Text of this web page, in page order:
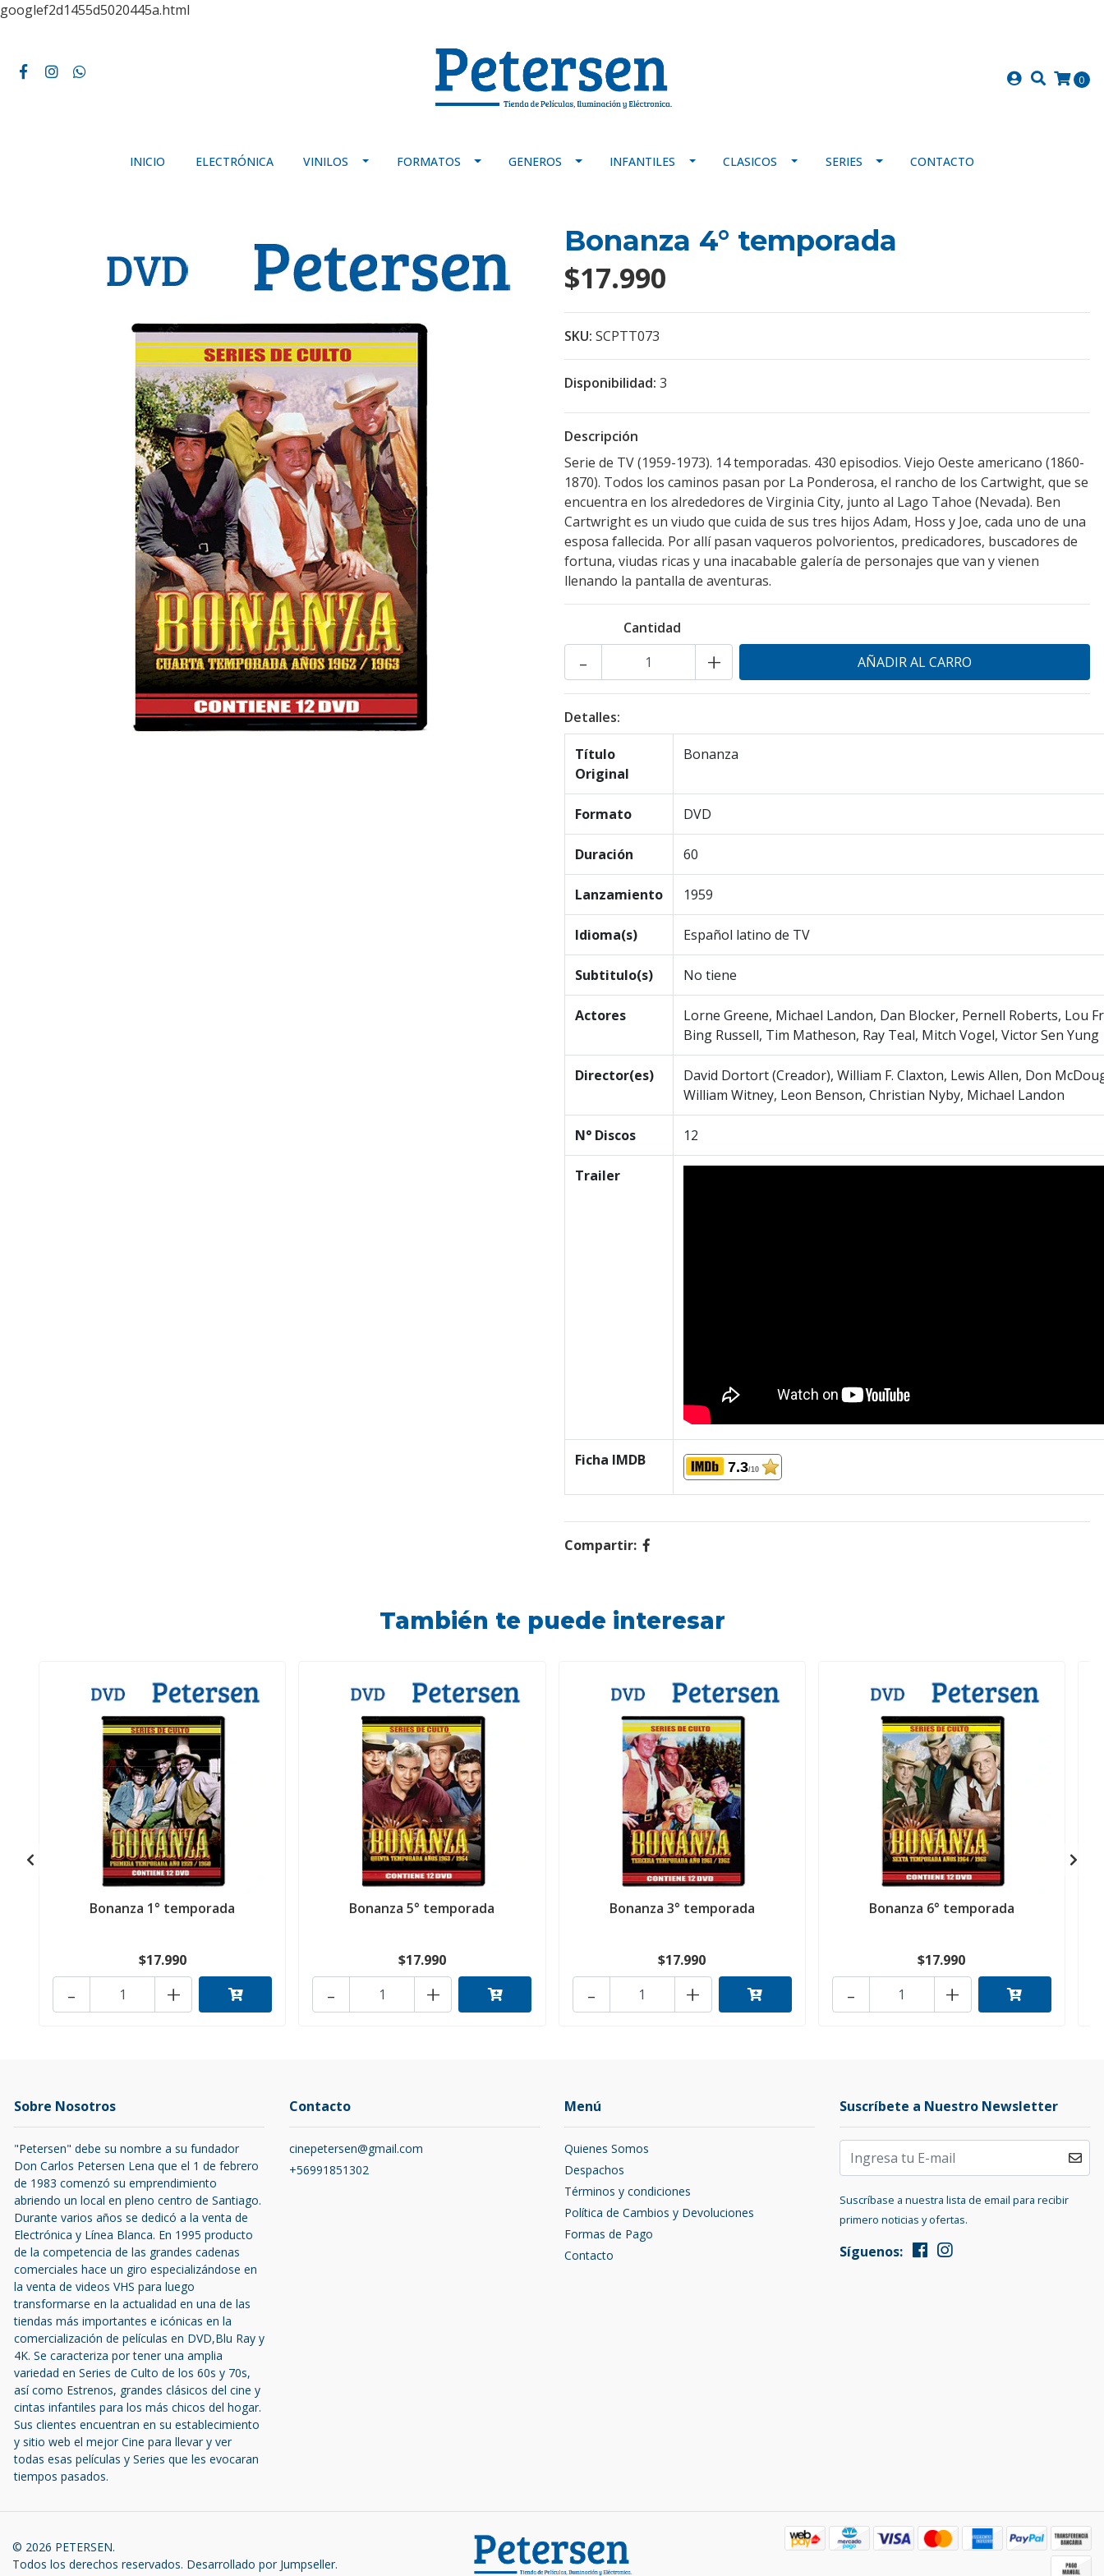
googlef2d1455d5020445a.html
0
INICIO ELECTRÓNICA VINILOS FORMATOS GENEROS INFANTILES CLASICOS SERIES CONTACTO
Bonanza 4° temporada
$17.990
SKU: SCPTT073
Disponibilidad: 3
Descripción
Serie de TV (1959-1973). 14 temporadas. 430 episodios. Viejo Oeste americano (1860-
1870). Todos los caminos pasan por La Ponderosa, el rancho de los Cartwight, que se
encuentra en los alrededores de Virginia City, junto al Lago Tahoe (Nevada). Ben
Cartwright es un viudo que cuida de sus tres hijos Adam, Hoss y Joe, cada uno de una
esposa fallecida. Por allí pasan vaqueros polvorientos, predicadores, buscadores de
fortuna, viudas ricas y una inacabable galería de personajes que van y vienen
llenando la pantalla de aventuras.
Cantidad
+
-
Detalles:
Título
Original
Bonanza
Formato DVD
Duración 60
Lanzamiento 1959
Idioma(s) Español latino de TV
Subtitulo(s) No tiene
Actores
Lorne Greene, Michael Landon, Dan Blocker, Pernell Roberts, Lou
Bing Russell, Tim Matheson, Ray Teal, Mitch Vogel, Victor Sen Yung
Director(es)
David Dortort (Creador), William F. Claxton, Lewis Allen, Don
William Witney, Leon Benson, Christian Nyby, Michael Landon
N° Discos 12
Trailer
Ficha IMDB 7.3/10
Compartir:
También te puede interesar
Bonanza 1° temporada
$17.990
+
-
Bonanza 5° temporada
$17.990
+
-
Bonanza 3° temporada
$17.990
+
-
Bonanza 6° temporada
$17.990
+
-
Sobre Nosotros
"Petersen" debe su nombre a su fundador
Don Carlos Petersen Lena que el 1 de febrero
de 1983 comenzó su emprendimiento
abriendo un local en pleno centro de Santiago.
Durante varios años se dedicó a la venta de
Electrónica y Línea Blanca. En 1995 producto
de la competencia de las grandes cadenas
comerciales hace un giro especializándose en
la venta de videos VHS para luego
transformarse en la actualidad en una de las
tiendas más importantes e icónicas en la
comercialización de películas en DVD,Blu Ray y
4K. Se caracteriza por tener una amplia
variedad en Series de Culto de los 60s y 70s,
así como Estrenos, grandes clásicos del cine y
cintas infantiles para los más chicos del hogar.
Sus clientes encuentran en su establecimiento
y sitio web el mejor Cine para llevar y ver
todas esas películas y Series que les evocaran
tiempos pasados.
Contacto
cinepetersen@gmail.com
+56991851302
Menú
Quienes Somos
Despachos
Términos y condiciones
Política de Cambios y Devoluciones
Formas de Pago
Contacto
Suscríbete a Nuestro Newsletter
Suscríbase a nuestra lista de email para recibir
primero noticias y ofertas.
Síguenos:
© 2026 PETERSEN.
Todos los derechos reservados. Desarrollado por Jumpseller.